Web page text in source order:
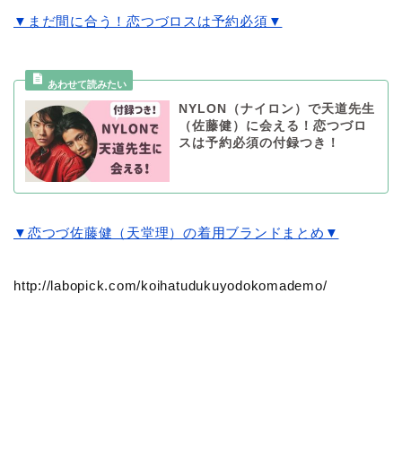
▼まだ間に合う！恋つづロスは予約必須▼
NYLON（ナイロン）で天道先生
（佐藤健）に会える！恋つづロ
スは予約必須の付録つき！
▼恋つづ佐藤健（天堂理）の着用ブランドまとめ▼
http://labopick.com/koihatudukuyodokomademo/